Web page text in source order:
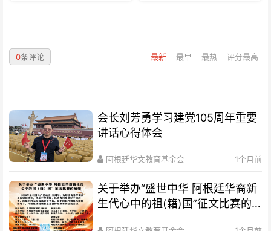
最新 最早 最热 评分最高
0条评论
会长刘芳勇学习建党105周年重要
讲话心得体会
阿根廷华文教育基金会 1个月前
关于举办“盛世中华 阿根廷华裔新
生代心中的祖(籍)国”征文比赛的